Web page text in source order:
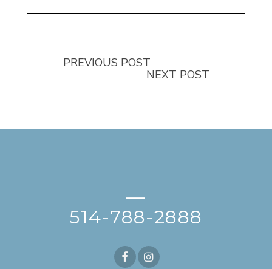
PREVIOUS POST
NEXT POST
—
514-788-2888